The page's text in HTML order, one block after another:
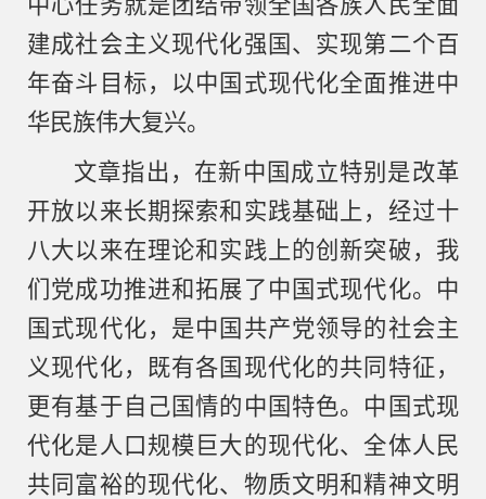
中心任务就是团结带领全国各族人民全面
建成社会主义现代化强国、实现第二个百
年奋斗目标，以中国式现代化全面推进中
华民族伟大复兴。
文章指出，在新中国成立特别是改革
开放以来长期探索和实践基础上，经过十
八大以来在理论和实践上的创新突破，我
们党成功推进和拓展了中国式现代化。中
国式现代化，是中国共产党领导的社会主
义现代化，既有各国现代化的共同特征，
更有基于自己国情的中国特色。中国式现
代化是人口规模巨大的现代化、全体人民
共同富裕的现代化、物质文明和精神文明